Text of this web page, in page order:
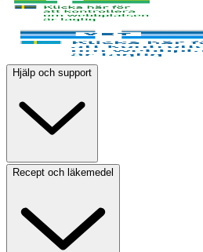
Hjälp och support
Recept och läkemedel